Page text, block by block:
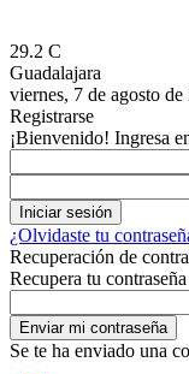
29.2 C
Guadalajara
viernes, 7 de agosto de
Registrarse
¡Bienvenido! Ingresa
¿Olvidaste tu
Recuperación de
Recupera tu contraseña
Se te ha enviado una